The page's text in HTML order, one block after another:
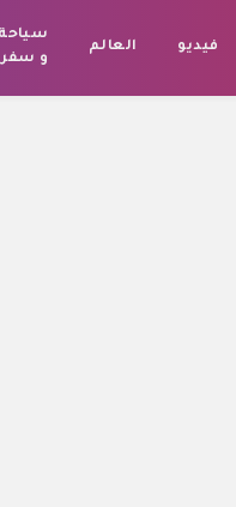
فيديو العالم
سياحة
و سفر